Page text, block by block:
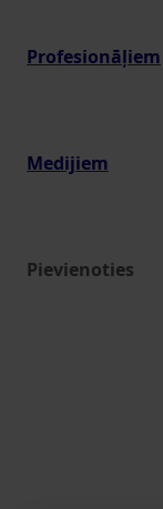
Profesionāļiem
Medijiem
Pievienoties